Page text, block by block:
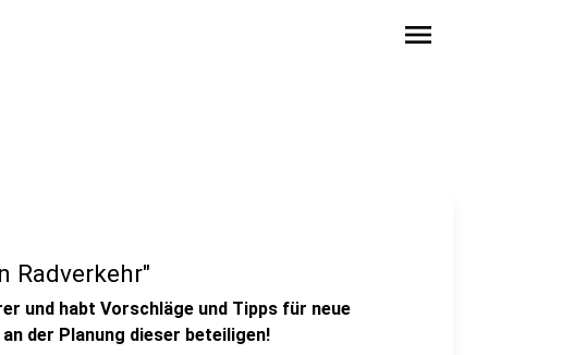
menu
Radverkehr"
und habt Vorschläge und Tipps für neue
der Planung dieser beteiligen!